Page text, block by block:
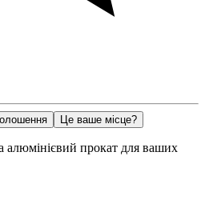
Це ваше місце?
алюмінієвий прокат для ваших